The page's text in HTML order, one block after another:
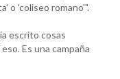
o 'coliseo romano'".
escrito cosas
Es una campaña